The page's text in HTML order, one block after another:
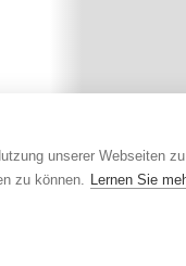
unserer Webseiten
zu können. Lernen Sie